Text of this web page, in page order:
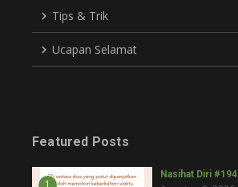
Tips & Trik
Ucapan Selamat
Featured Posts
Nasihat Diri #194